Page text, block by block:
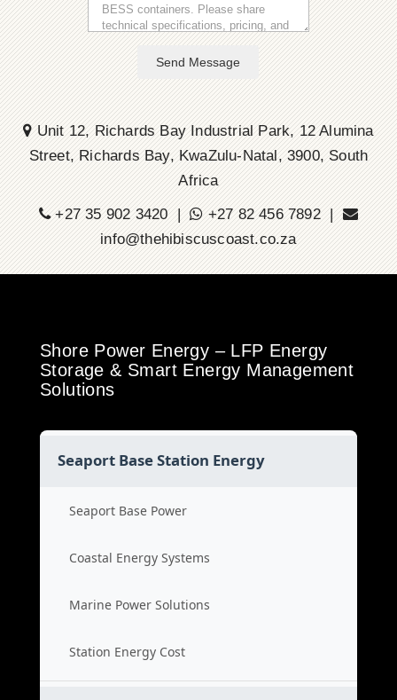
Send Message
Unit 12, Richards Bay Industrial Park, 12 Alumina
Street, Richards Bay, KwaZulu-Natal, 3900, South
Africa
+27 35 902 3420 |
+27 82 456 7892 |
info@thehibiscuscoast.co.za
Shore Power Energy – LFP Energy
Storage & Smart Energy Management
Solutions
Seaport Base Station Energy
Seaport Base Power
Coastal Energy Systems
Marine Power Solutions
Station Energy Cost